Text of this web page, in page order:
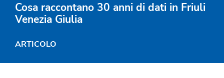
Cosa raccontano 30 anni di dati in Friuli
Venezia Giulia
ARTICOLO